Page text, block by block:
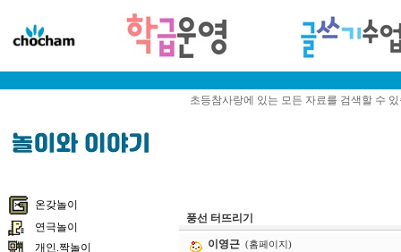
초등참사랑에 있는 모든 자료를 검색할 수
온갖놀이
연극놀이
개인.짝놀이
풍선 터뜨리기
이영근 (홈페이지)